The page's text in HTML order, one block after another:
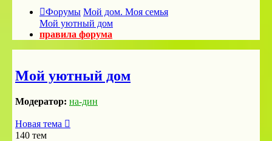
Форумы Мой дом. Моя семья
Мой уютный дом
правила форума
Мой уютный дом
Модератор: на-дин
Новая тема
140 тем